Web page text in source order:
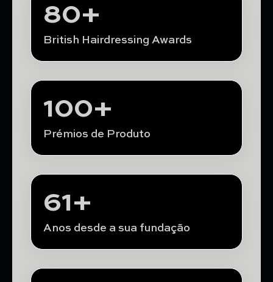
British Hairdressing Awards
80+
Prémios de Produto
100+
Anos desde a sua fundação
61+